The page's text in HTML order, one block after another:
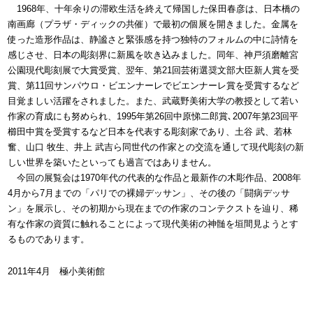
1968年、十年余りの滞欧生活を終えて帰国した保田春彦は、日本橋の
南画廊（プラザ・ディックの共催）で最初の個展を開きました。金属を
使った造形作品は、静謐さと緊張感を持つ独特のフォルムの中に詩情を
感じさせ、日本の彫刻界に新風を吹き込みました。同年、神戸須磨離宮
公園現代彫刻展で大賞受賞、翌年、第21回芸術選奨文部大臣新人賞を受
賞、第11回サンパウロ・ビエンナーレでビエンナーレ賞を受賞するなど
目覚ましい活躍をされました。また、武蔵野美術大学の教授として若い
作家の育成にも努められ、1995年第26回中原悌二郎賞､2007年第23回平
櫛田中賞を受賞するなど日本を代表する彫刻家であり、土谷 武、若林
奮、山口 牧生、井上 武吉ら同世代の作家との交流を通して現代彫刻の新
しい世界を築いたといっても過言ではありません。
今回の展覧会は1970年代の代表的な作品と最新作の木彫作品、2008年
4月から7月までの「パリでの裸婦デッサン」、その後の「闘病デッサ
ン」を展示し、その初期から現在までの作家のコンテクストを辿り、稀
有な作家の資質に触れることによって現代美術の神髄を垣間見ようとす
るものであります。
2011年4月 極小美術館